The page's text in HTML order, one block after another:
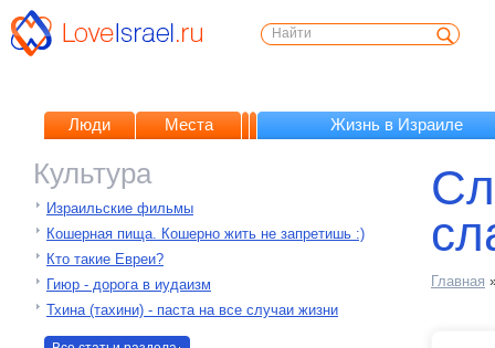
Люди Места Жизнь в Израиле
Культура
Израильские фильмы
Кошерная пища. Кошерно жить не запретишь :)
Кто такие Евреи?
Гиюр - дорога в иудаизм
Тхина (тахини) - паста на все случаи жизни
Главная